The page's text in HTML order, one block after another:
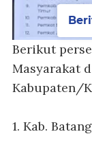
Berikut
Masyarakat
Kabupaten/
1. Kab.